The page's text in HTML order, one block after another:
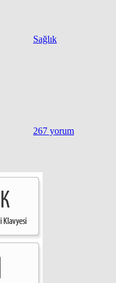
Sağlık
267 yorum